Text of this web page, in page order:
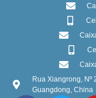
Rua Xiangrong,
Guangdong, China